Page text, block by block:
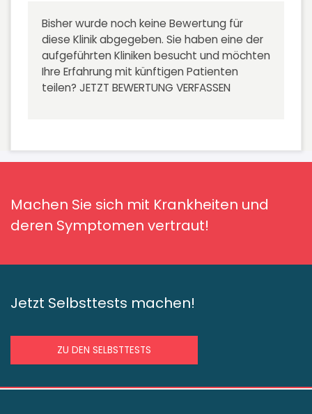
Bisher wurde noch keine Bewertung für
diese Klinik abgegeben. Sie haben eine der
aufgeführten Kliniken besucht und möchten
Ihre Erfahrung mit künftigen Patienten
teilen? JETZT BEWERTUNG VERFASSEN
Machen Sie sich mit Krankheiten und
deren Symptomen vertraut!
Jetzt Selbsttests machen!
ZU DEN SELBSTTESTS